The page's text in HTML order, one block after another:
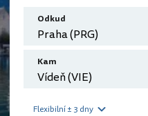
Odkud
Kam
Flexibilní ± 3 dny